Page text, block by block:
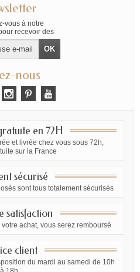
vous à notre
recevoir des
exclusives
nous
en 72H
et livrée chez vous sous 72h,
sur la France
sécurisé
sont tous totalement sécurisés
satisfaction
achat, vous serez remboursé
client
du mardi au samedi de 10h